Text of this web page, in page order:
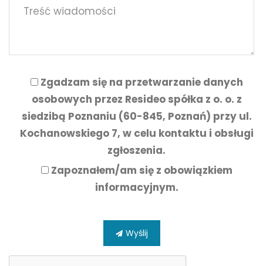
Zgadzam się na przetwarzanie danych
osobowych przez Resideo spółka z o. o. z
siedzibą Poznaniu (60-845, Poznań) przy ul.
Kochanowskiego 7, w celu kontaktu i obsługi
zgłoszenia.
Zapoznałem/am się z obowiązkiem
informacyjnym.
Wyślij